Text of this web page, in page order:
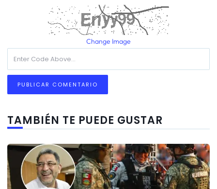
Change Image
TAMBIÉN TE PUEDE GUSTAR